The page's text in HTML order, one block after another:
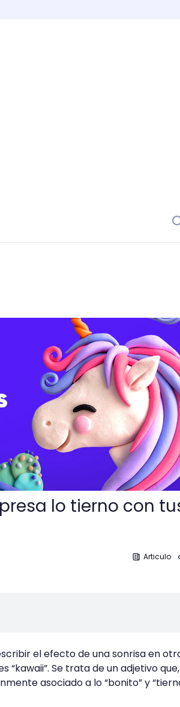
manos
lo tierno con
Articulo
el efecto de una sonrisa en
“kawaii”. Se trata de un adjetivo
asociado a lo “bonito” y